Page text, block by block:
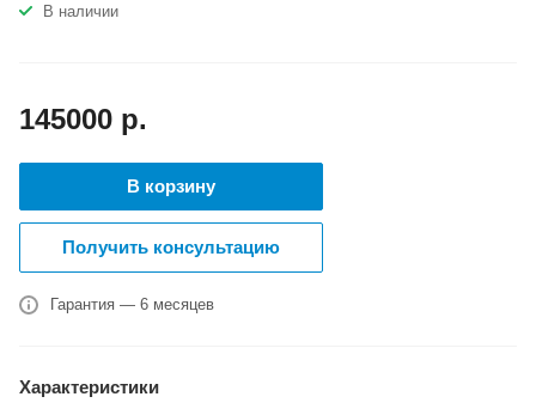
В наличии
145000 р.
В корзину
Получить консультацию
Гарантия — 6 месяцев
Характеристики